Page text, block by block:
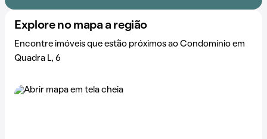
Explore no mapa a região
Encontre imóveis que estão próximos ao Condomínio em
Quadra L, 6